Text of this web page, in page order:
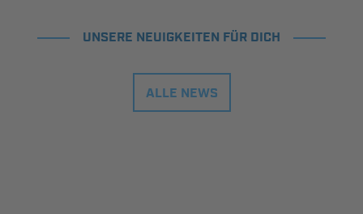
UNSERE NEUIGKEITEN FÜR DICH
ALLE NEWS